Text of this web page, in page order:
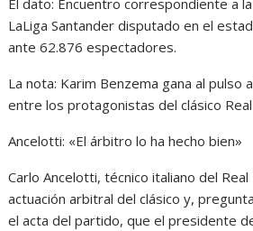
LaLiga Santander disputado en el
ante 62.876 espectadores.
La nota: Karim Benzema gana al pulso
entre los protagonistas del clásico
Ancelotti: «El árbitro lo ha hecho bien»
Carlo Ancelotti, técnico italiano del
actuación arbitral del clásico y,
el acta del partido, que el presidente